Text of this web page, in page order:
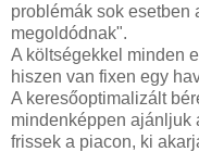
problémák sok esetben
megoldódnak".
A költségekkel minden
hiszen van fixen egy
A keresőoptimalizált
mindenképpen ajánljuk
frissek a piacon, ki